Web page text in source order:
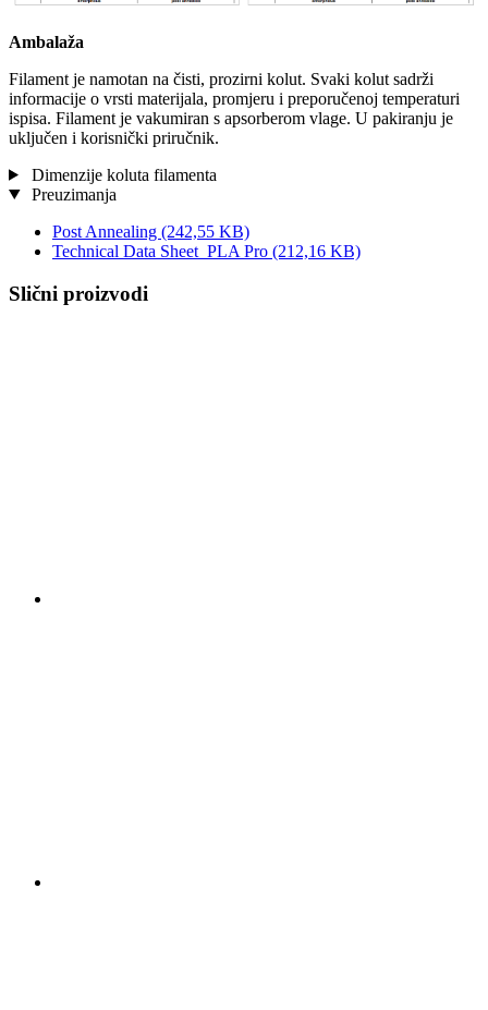
Ambalaža
Filament je namotan na čisti, prozirni kolut. Svaki kolut sadrži
informacije o vrsti materijala, promjeru i preporučenoj temperaturi
ispisa. Filament je vakumiran s apsorberom vlage. U pakiranju je
uključen i korisnički priručnik.
Dimenzije koluta filamenta
Preuzimanja
Post Annealing (242,55 KB)
Technical Data Sheet_PLA Pro (212,16 KB)
Slični proizvodi